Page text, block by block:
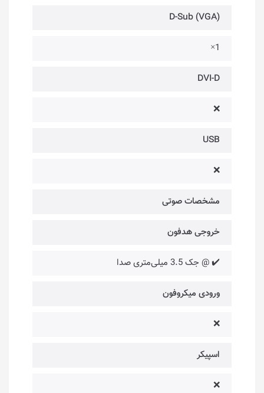
D-Sub (VGA)
1×
DVI-D
❌
USB
❌
مشخصات صوتی
خروجی هدفون
✔️ @ جک 3.5 میلی‌متری صدا
ورودی میکروفون
❌
اسپیکر
❌